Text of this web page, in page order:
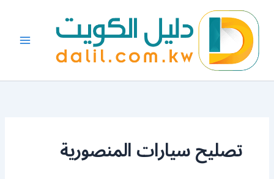
المحتوى
تصليح سيارات المنصورية